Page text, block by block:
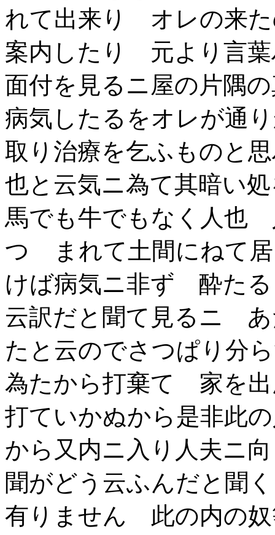
れて出来り オレの来た
案内したり 元より言
面付を見るニ屋の片隅
病気したるをオレが通
取り治療を乞ふものと
也と云気ニ為て其暗い
馬でも牛でもなく人也
つゝまれて土間にねて
けば病気ニ非ず 酔た
云訳だと聞て見るニ あ
たと云のでさつぱり分
為たから打棄てゝ家を
打ていかぬから是非此
から又内ニ入り人夫ニ
聞がどう云ふんだと聞
有りません 此の内の奴